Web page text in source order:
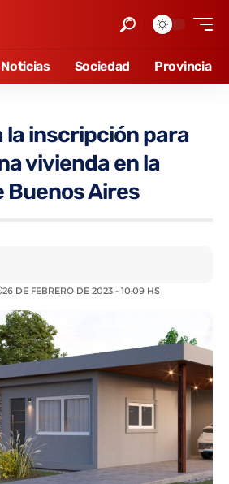
Sociedad Provincia
la inscripción para
vivienda en la
Buenos Aires
26 DE FEBRERO DE 2023 - 10:09 HS